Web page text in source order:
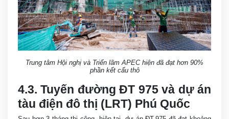
Trung tâm Hội nghị và Triển lãm APEC hiện đã đạt hơn 90%
phần kết cấu thô
4.3. Tuyến đường ĐT 975 và dự án
tàu điện đô thị (LRT) Phú Quốc